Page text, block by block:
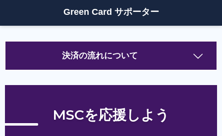
Green Card サポーター
決済の流れについて
②「支援者情報」
を入力してください。